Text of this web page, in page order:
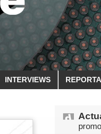
INTERVIEWS